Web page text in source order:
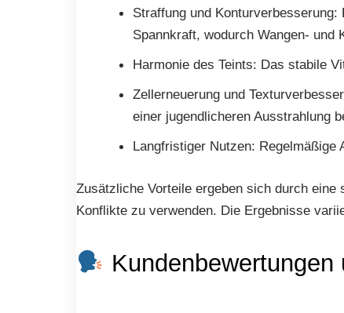
Straffung und
Spannkraft, wodurch Wangen- und
Harmonie des Teints: Das stabile
Zellerneuerung und
einer jugendlicheren Ausstrahlung
Langfristiger Nutzen: Regelmäßige
Zusätzliche Vorteile ergeben sich durch eine
Konflikte zu verwenden. Die Ergebnisse